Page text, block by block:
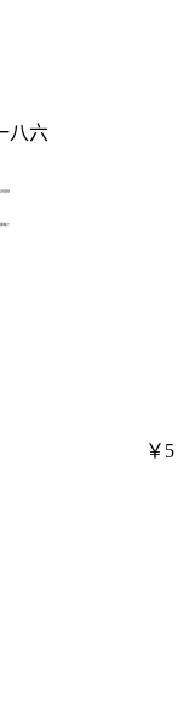
八六
￥5